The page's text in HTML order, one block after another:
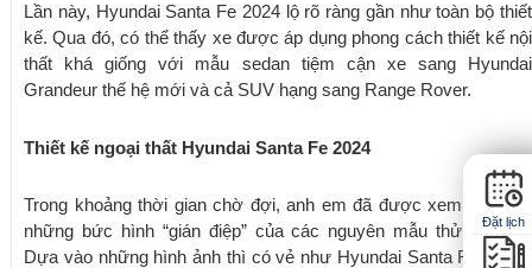
Lần này, Hyundai Santa Fe 2024 lộ rõ ràng gần như toàn bộ thiết
kế. Qua đó, có thể thấy xe được áp dụng phong cách thiết kế nội
thất khá giống với mẫu sedan tiệm cận xe sang Hyundai
Grandeur thế hệ mới và cả SUV hạng sang Range Rover.
Thiết kế ngoại thất Hyundai Santa Fe 2024
Trong khoảng thời gian chờ đợi, anh em đã được xem không ít
những bức hình “gián điệp” của các nguyên mẫu thử nghiệm.
Dựa vào những hình ảnh thì có vẻ như Hyundai Santa Fe thế hệ
Đặt lịch